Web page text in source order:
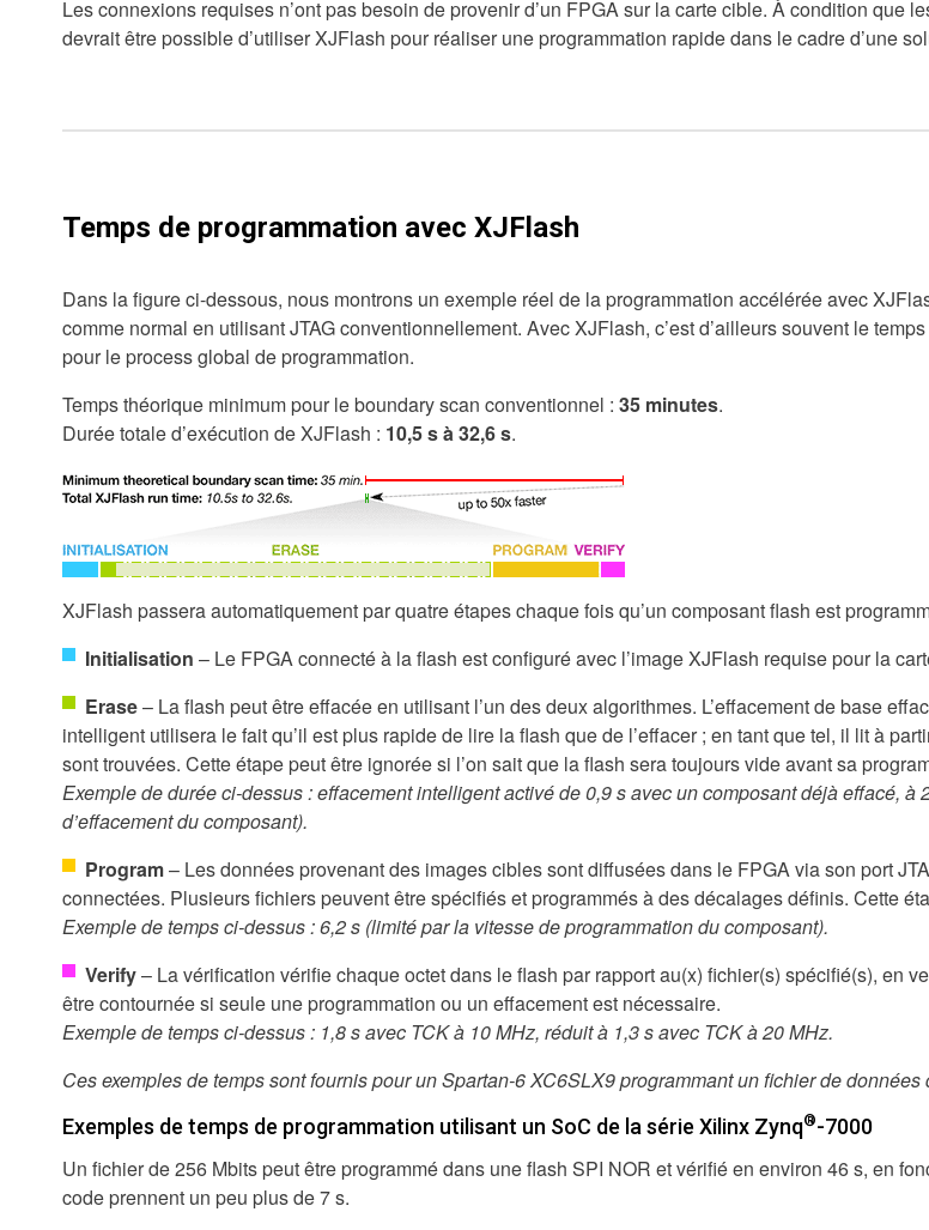
Les connexions requises n’ont pas besoin de provenir d’un FPGA sur la carte cible. À condition que
devrait être possible d’utiliser XJFlash pour réaliser une programmation rapide dans le cadre d’une
Temps de programmation avec XJFlash
Dans la figure ci-dessous, nous montrons un exemple réel de la programmation accélérée avec
comme normal en utilisant JTAG conventionnellement. Avec XJFlash, c’est d’ailleurs souvent le
pour le process global de programmation.
Temps théorique minimum pour le boundary scan conventionnel : 35 minutes.
Durée totale d’exécution de XJFlash : 10,5 s à 32,6 s.
XJFlash passera automatiquement par quatre étapes chaque fois qu’un composant flash est
Initialisation – Le FPGA connecté à la flash est configuré avec l’image XJFlash requise pour la
Erase– La flash peut être effacée en utilisant l’un des deux algorithmes. L’effacement de base
intelligent utilisera le fait qu’il est plus rapide de lire la flash que de l’effacer ; en tant que tel, il lit à
sont trouvées. Cette étape peut être ignorée si l’on sait que la flash sera toujours vide avant sa
Exemple de durée ci-dessus : effacement intelligent activé de 0,9 s avec un composant déjà effacé,
d’effacement du composant).
Program– Les données provenant des images cibles sont diffusées dans le FPGA via son port
connectées. Plusieurs fichiers peuvent être spécifiés et programmés à des décalages définis. Cette
Exemple de temps ci-dessus : 6,2 s (limité par la vitesse de programmation du composant).
Verify– La vérification vérifie chaque octet dans le flash par rapport au(x) fichier(s) spécifié(s), en
être contournée si seule une programmation ou un effacement est nécessaire.
Exemple de temps ci-dessus : 1,8 s avec TCK à 10 MHz, réduit à 1,3 s avec TCK à 20 MHz.
Ces exemples de temps sont fournis pour un Spartan-6 XC6SLX9 programmant un fichier de
Exemples de temps de programmation utilisant un SoC de la série Xilinx Zynq®-7000
Un fichier de 256 Mbits peut être programmé dans une flash SPI NOR et vérifié en environ 46 s, en
code prennent un peu plus de 7 s.